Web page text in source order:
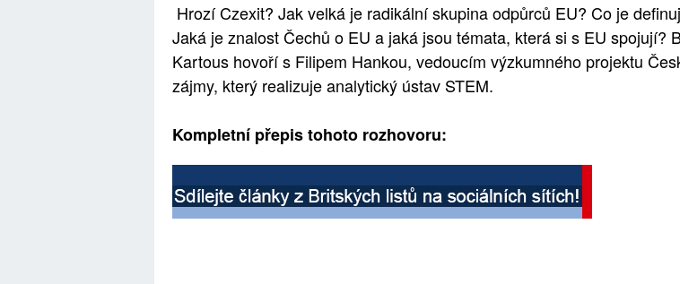
Hrozí Czexit? Jak velká je radikální skupina odpůrců EU? Co je
Jaká je znalost Čechů o EU a jaká jsou témata, která si s EU spojují?
Kartous hovoří s Filipem Hankou, vedoucím výzkumného projektu
zájmy, který realizuje analytický ústav STEM.
Kompletní přepis tohoto rozhovoru: